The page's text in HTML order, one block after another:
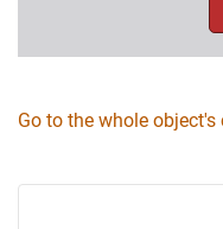
Go to the whole object's